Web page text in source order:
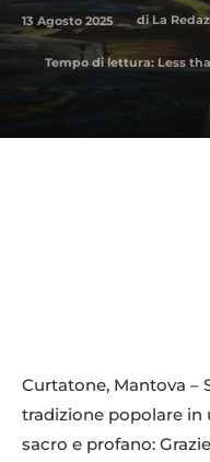
13 Agosto 2025 di La
Tempo di lettura: Less
Curtatone, Mantova –
tradizione popolare
sacro e profano: